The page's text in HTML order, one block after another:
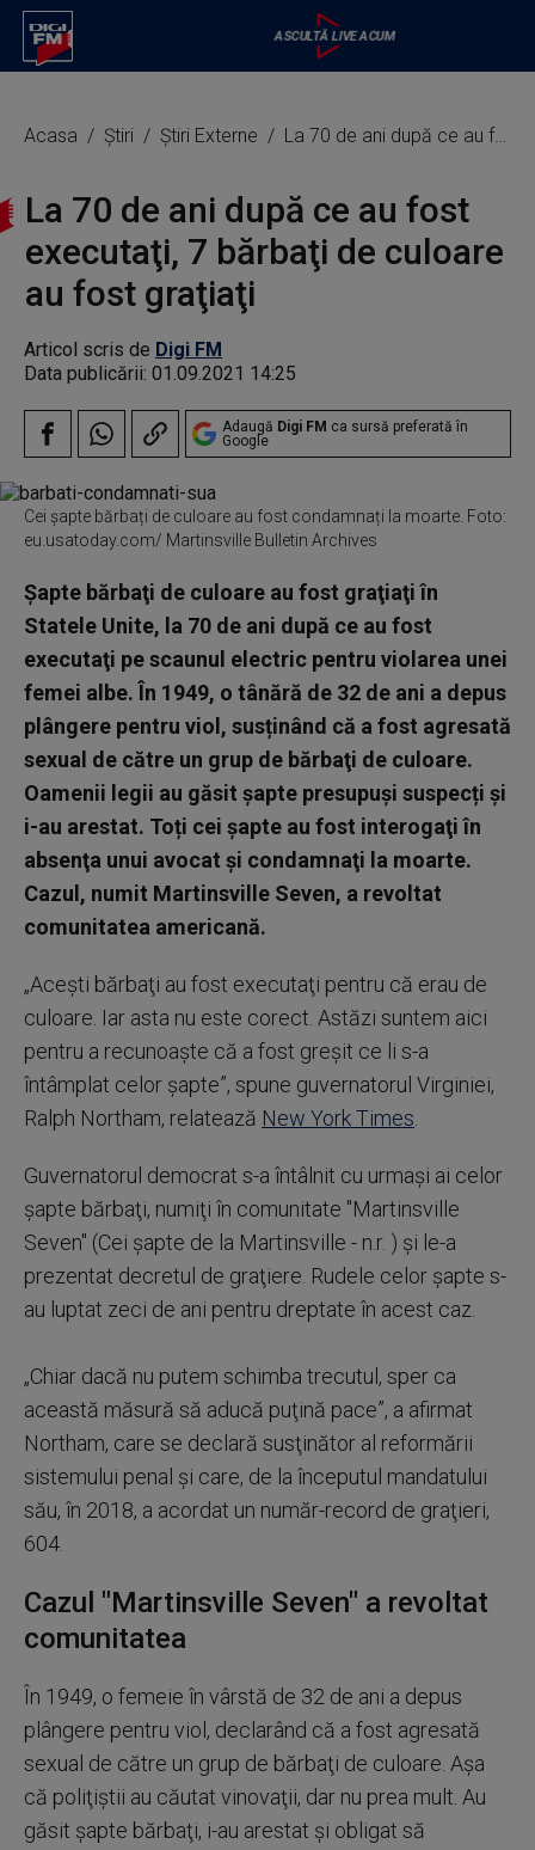
Acasa Știri Știri Externe La 70 de ani după ce au fost executaţi, 7 bărbaţi de culoare au fost graţiaţi
La 70 de ani după ce au fost
executaţi, 7 bărbaţi de culoare
au fost graţiaţi
Articol scris de Digi FM
Data publicării: 01.09.2021 14:25
Adaugă Digi FM ca sursă preferată în
Google
Cei șapte bărbați de culoare au fost condamnați la moarte. Foto:
eu.usatoday.com/ Martinsville Bulletin Archives
Șapte bărbaţi de culoare au fost graţiaţi în
Statele Unite, la 70 de ani după ce au fost
executaţi pe scaunul electric pentru violarea unei
femei albe. În 1949, o tânără de 32 de ani a depus
plângere pentru viol, susținând că a fost agresată
sexual de către un grup de bărbaţi de culoare.
Oamenii legii au găsit şapte presupuși suspecți și
i-au arestat. Toți cei șapte au fost interogaţi în
absenţa unui avocat şi condamnaţi la moarte.
Cazul, numit Martinsville Seven, a revoltat
comunitatea americană.
„Aceşti bărbaţi au fost executaţi pentru că erau de
culoare. Iar asta nu este corect. Astăzi suntem aici
pentru a recunoaşte că a fost greşit ce li s-a
întâmplat celor şapte”, spune guvernatorul Virginiei,
Ralph Northam, relatează New York Times
Guvernatorul democrat s-a întâlnit cu urmaşi ai celor
șapte bărbaţi, numiţi în comunitate "Martinsville
Seven" (Cei şapte de la Martinsville - n.r. ) şi le-a
prezentat decretul de graţiere. Rudele celor şapte s-
au luptat zeci de ani pentru dreptate în acest caz.
„Chiar dacă nu putem schimba trecutul, sper ca
această măsură să aducă puţină pace”, a afirmat
Northam, care se declară susţinător al reformării
sistemului penal şi care, de la începutul mandatului
său, în 2018, a acordat un număr-record de graţieri,
604.
Cazul "Martinsville Seven" a revoltat
comunitatea
În 1949, o femeie în vârstă de 32 de ani a depus
plângere pentru viol, declarând că a fost agresată
sexual de către un grup de bărbaţi de culoare. Aşa
că poliţiştii au căutat vinovaţii, dar nu prea mult. Au
găsit şapte bărbaţi, i-au arestat şi obligat să